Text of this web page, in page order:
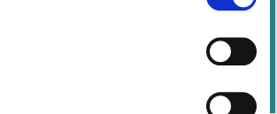
anzeigen